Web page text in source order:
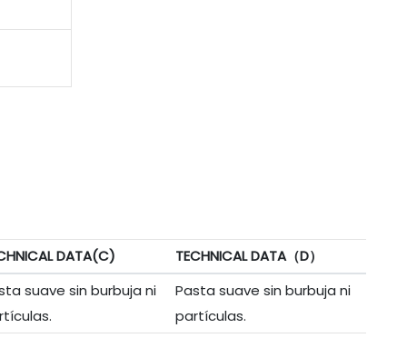
DATA(C)
TECHNICAL DATA（D）
suave sin burbuja ni
Pasta suave sin burbuja ni
partículas.